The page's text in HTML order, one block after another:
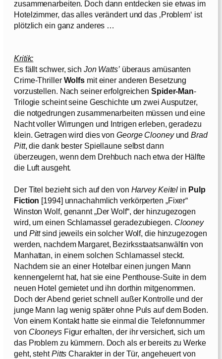
zusammenarbeiten. Doch dann entdecken sie etwas im
Hotelzimmer, das alles verändert und das ‚Problem‘ ist
plötzlich ein ganz anderes …
Kritik:
Es fällt schwer, sich Jon Watts’überaus amüsanten
Crime-Thriller Wolfs mit einer anderen Besetzung
vorzustellen. Nach seiner erfolgreichen Spider-Man-
Trilogie scheint seine Geschichte um zwei Ausputzer,
die notgedrungen zusammenarbeiten müssen und eine
Nacht voller Wirrungen und Intrigen erleben, geradezu
klein. Getragen wird dies von George ClooneyundBrad
Pitt, die dank bester Spiellaune selbst dann
überzeugen, wenn dem Drehbuch nach etwa der Hälfte
die Luft ausgeht.
Der Titel bezieht sich auf den von Harvey Keitel in Pulp
Fiction [1994] unnachahmlich verkörperten „Fixer“
Winston Wolf, genannt „Der Wolf“, der hinzugezogen
wird, um einen Schlamassel geradezubiegen. Clooney
und Pittsind jeweils ein solcher Wolf, die hinzugezogen
werden, nachdem Margaret, Bezirksstaatsanwältin von
Manhattan, in einem solchen Schlamassel steckt.
Nachdem sie an einer Hotelbar einen jungen Mann
kennengelernt hat, hat sie eine Penthouse-Suite in dem
neuen Hotel gemietet und ihn dorthin mitgenommen.
Doch der Abend geriet schnell außer Kontrolle und der
junge Mann lag wenig später ohne Puls auf dem Boden.
Von einem Kontakt hatte sie einmal die Telefonnummer
von ClooneysFigur erhalten, der ihr versichert, sich um
das Problem zu kümmern. Doch als er bereits zu Werke
geht, stehtPitts Charakter in der Tür, angeheuert von